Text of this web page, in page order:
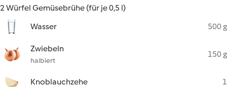
2 Würfel Gemüsebrühe (für je 0,5 l)
Wasser
500 g
Zwiebeln
halbiert
150 g
Knoblauchzehe 1